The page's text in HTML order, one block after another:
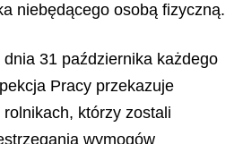
niebędącego osobą fizyczną.
31 października każdego
Pracy przekazuje
którzy zostali
wymogów